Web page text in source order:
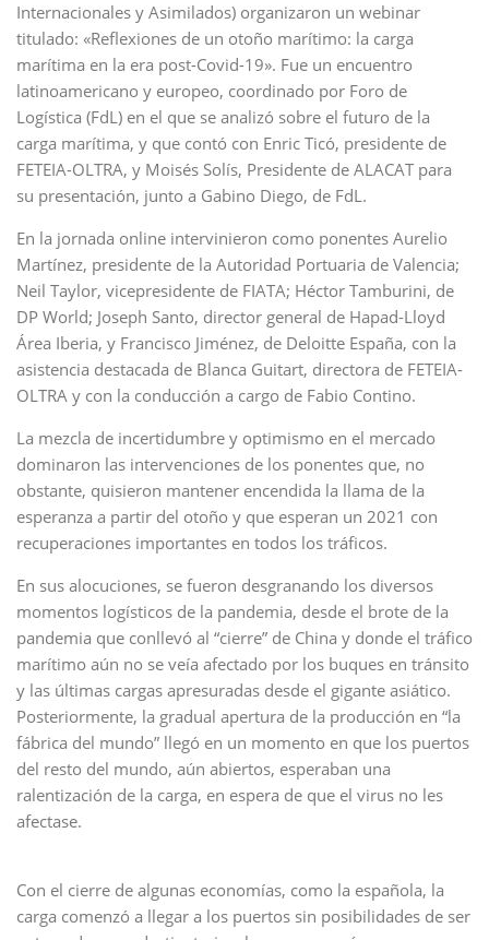
Internacionales y Asimilados) organizaron un webinar
titulado: «Reflexiones de un otoño marítimo: la carga
marítima en la era post-Covid-19». Fue un encuentro
latinoamericano y europeo, coordinado por Foro de
Logística (FdL) en el que se analizó sobre el futuro de la
carga marítima, y que contó con Enric Ticó, presidente de
FETEIA-OLTRA, y Moisés Solís, Presidente de ALACAT para
su presentación, junto a Gabino Diego, de FdL.
En la jornada online intervinieron como ponentes Aurelio
Martínez, presidente de la Autoridad Portuaria de Valencia;
Neil Taylor, vicepresidente de FIATA; Héctor Tamburini, de
DP World; Joseph Santo, director general de Hapad-Lloyd
Área Iberia, y Francisco Jiménez, de Deloitte España, con la
asistencia destacada de Blanca Guitart, directora de FETEIA-
OLTRA y con la conducción a cargo de Fabio Contino.
La mezcla de incertidumbre y optimismo en el mercado
dominaron las intervenciones de los ponentes que, no
obstante, quisieron mantener encendida la llama de la
esperanza a partir del otoño y que esperan un 2021 con
recuperaciones importantes en todos los tráficos.
En sus alocuciones, se fueron desgranando los diversos
momentos logísticos de la pandemia, desde el brote de la
pandemia que conllevó al “cierre” de China y donde el tráfico
marítimo aún no se veía afectado por los buques en tránsito
y las últimas cargas apresuradas desde el gigante asiático.
Posteriormente, la gradual apertura de la producción en “la
fábrica del mundo” llegó en un momento en que los puertos
del resto del mundo, aún abiertos, esperaban una
ralentización de la carga, en espera de que el virus no les
afectase.
Con el cierre de algunas economías, como la española, la
carga comenzó a llegar a los puertos sin posibilidades de ser